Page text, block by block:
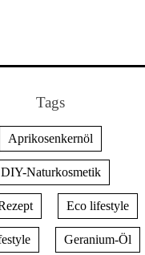
Tags
Aprikosenkernöl
DIY-Naturkosmetik
Eco lifestyle
Geranium-Öl